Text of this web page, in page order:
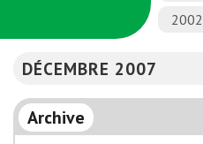
2002
DÉCEMBRE 2007
Archive